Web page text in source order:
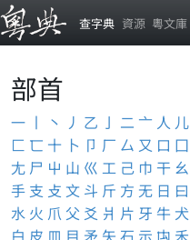
查字典 資源 粵文庫
部首
一 丨 丶 丿 乙 亅 二 亠 人 儿
匚 匸 十 卜 卩 厂 厶 又 口 囗
尢 尸 屮 山 巛 工 己 巾 干 幺
手 支 攴 文 斗 斤 方 无 日 曰
水 火 爪 父 爻 爿 片 牙 牛 犬
白 皮 皿 目 矛 矢 石 示 禸 禾